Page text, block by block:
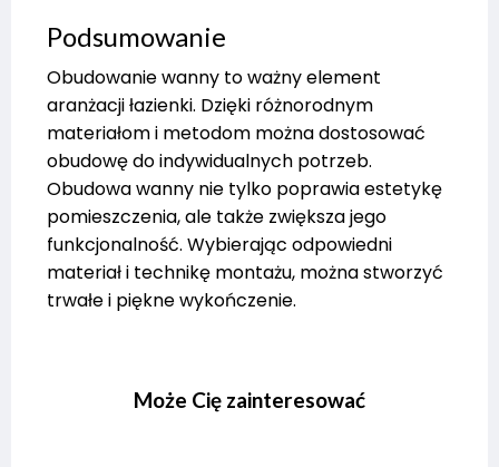
Podsumowanie
Obudowanie wanny to ważny element
aranżacji łazienki. Dzięki różnorodnym
materiałom i metodom można dostosować
obudowę do indywidualnych potrzeb.
Obudowa wanny nie tylko poprawia estetykę
pomieszczenia, ale także zwiększa jego
funkcjonalność. Wybierając odpowiedni
materiał i technikę montażu, można stworzyć
trwałe i piękne wykończenie.
Może Cię zainteresować